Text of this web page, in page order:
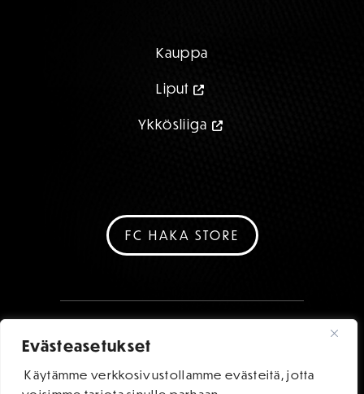
Evästeasetukset
Käytämme verkkosivustollamme evästeitä, jotta
Kauppa
Liput
Ykkösliiga
FC HAKA STORE